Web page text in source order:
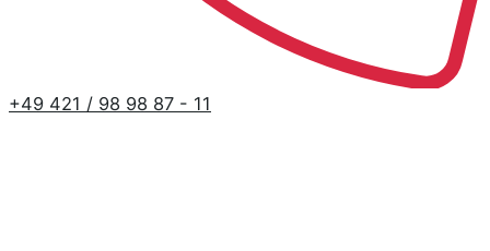
+49 421 / 98 98 87 - 11